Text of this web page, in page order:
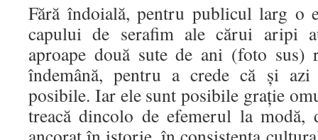
Fără îndoială, pentru publicul larg o
capului de serafim ale cărui aripi
aproape două sute de ani (foto sus)
îndemână, pentru a crede că și
posibile. Iar ele sunt posibile grație
treacă dincolo de efemerul la